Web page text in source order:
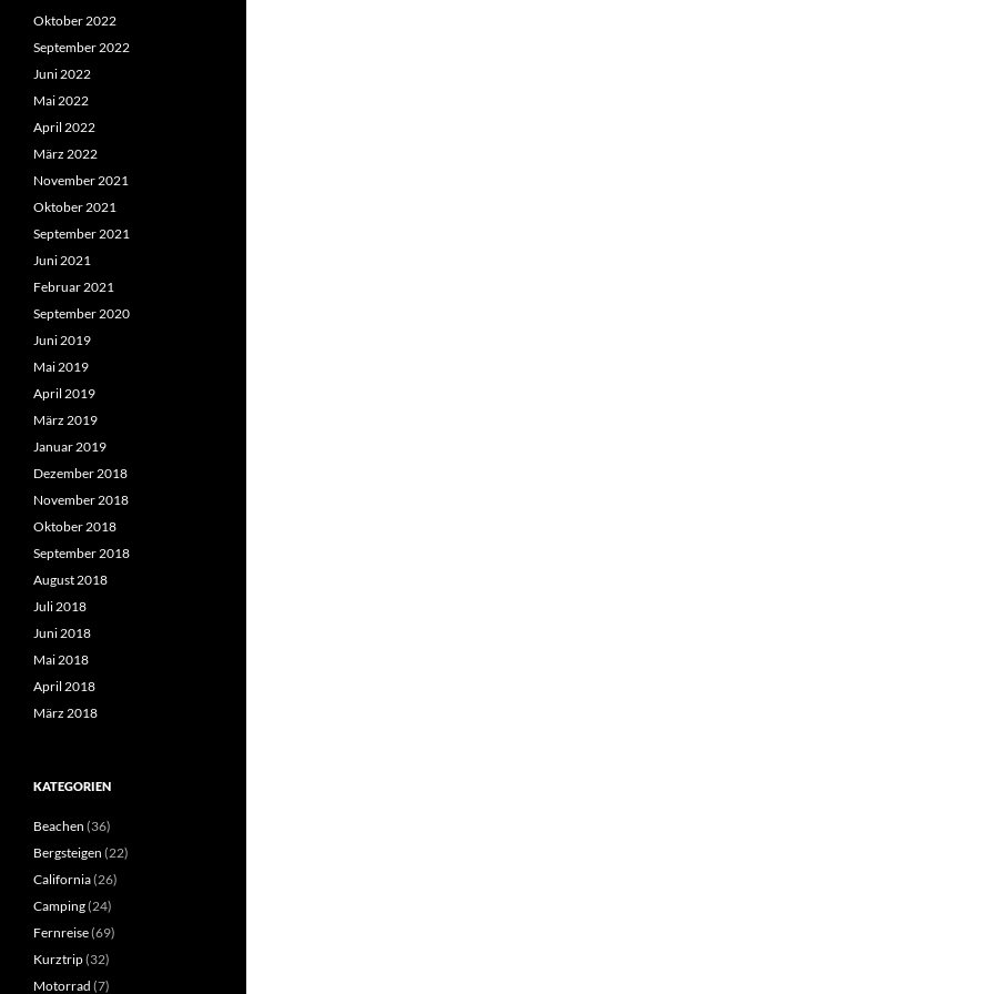
Oktober 2022
September 2022
Juni 2022
Mai 2022
April 2022
März 2022
November 2021
Oktober 2021
September 2021
Juni 2021
Februar 2021
September 2020
Juni 2019
Mai 2019
April 2019
März 2019
Januar 2019
Dezember 2018
November 2018
Oktober 2018
September 2018
August 2018
Juli 2018
Juni 2018
Mai 2018
April 2018
März 2018
KATEGORIEN
Beachen (36)
Bergsteigen (22)
California(26)
Camping(24)
Fernreise(69)
Kurztrip(32)
Motorrad (7)